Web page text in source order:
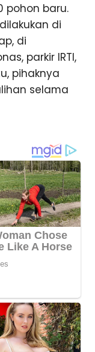
pohon baru.
di
di
parkir IRTI,
pihaknya
selama